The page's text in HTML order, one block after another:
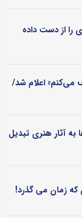
را از دست داده
می‌کنم» اعلام شد/
آثار هنری تبدیل
زمان می گذرد!